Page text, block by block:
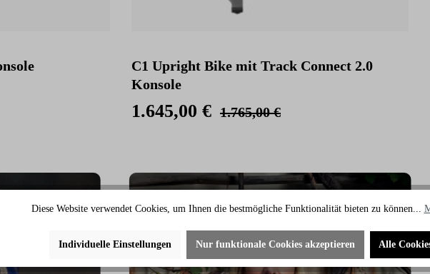
C1 Upright Bike mit Track Connect 2.0
Konsole
1.645,00 € 1.765,00 €
Diese Website verwendet Cookies, um Ihnen die bestmögliche Funktionalität bieten zu können...
Individuelle Einstellungen Nur funktionale Cookies akzeptieren Alle